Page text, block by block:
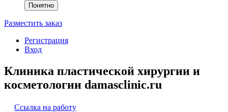
Понятно
Разместить заказ
Регистрация
Вход
Клиника пластической хирургии и
косметологии damasclinic.ru
Ссылка на работу